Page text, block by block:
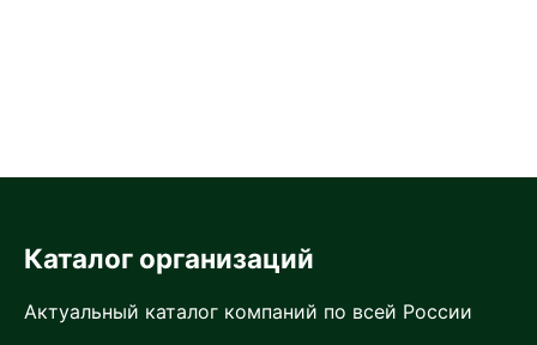
Каталог организаций
Актуальный каталог компаний по всей России